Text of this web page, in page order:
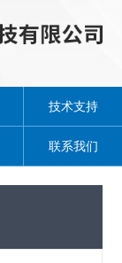
技术支持
联系我们